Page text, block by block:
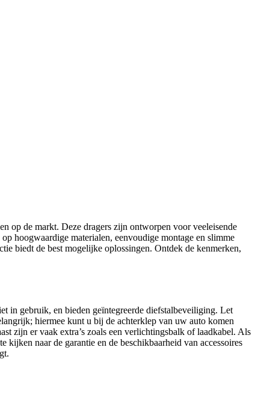
op de markt. Deze dragers zijn ontworpen voor veeleisende
hoogwaardige materialen, eenvoudige montage en slimme
biedt de best mogelijke oplossingen. Ontdek de kenmerken,
in gebruik, en bieden geïntegreerde diefstalbeveiliging. Let
hiermee kunt u bij de achterklep van uw auto komen
zijn er vaak extra’s zoals een verlichtingsbalk of laadkabel. Als
naar de garantie en de beschikbaarheid van accessoires